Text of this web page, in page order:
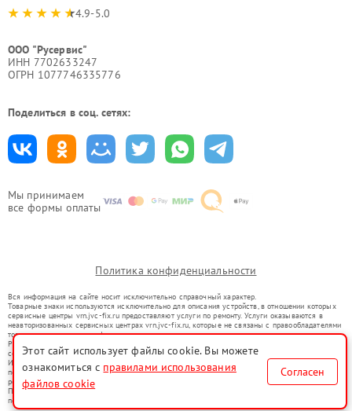
Мы принимаем
все формы оплаты
4.9-5.0
ООО "Русервис"
ИНН 7702633247
ОГРН 1077746335776
Поделиться в соц. сетях:
Политика конфиденциальности
Вся информация на сайте носит исключительно справочный характер.
Товарные знаки используются исключительно для описания устройств, в отношении которых
сервисные центры vrn.jvc-fix.ru предоставляют услуги по ремонту. Услуги оказываются в
неавторизованных сервисных центрах vrn.jvc-fix.ru, которые не связаны с правообладателями
товарных знаков или их официальными представителями.
Ремонт осуществляется для устройств, уже введенных в гражданский оборот в соответствии
со статьей 1487 ГК РФ.
Использование товарных знаков не преследует цели индивидуализации услуг или введения
потребителей в заблуждение, а служит для информирования о предоставляемых услугах по
ремонту техники указанных брендов.
Представленная на сайте информация не является публичной офертой, определяемой
положениями Статьи 437(2) Гражданского кодекса РФ
Этот сайт использует файлы cookie. Вы можете
ознакомиться с правилами использования
файлов cookie
Согласен